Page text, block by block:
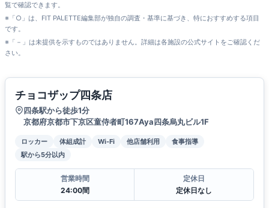
覧で確認できます。
※「○」は、FIT PALETTE編集部が独自の調査・基準に基づき、特におすすめする項目
です。
※「－」は未提供を示すものではありません。詳細は各施設の公式サイトをご確認くだ
さい。
チョコザップ四条店
四条駅から徒歩1分
京都府京都市下京区童侍者町167Aya四条烏丸ビル1F
ロッカー 体組成計 Wi-Fi 他店舗利用
食事指導
駅から5分以内
営業時間
24:00間
定休日
定休日なし